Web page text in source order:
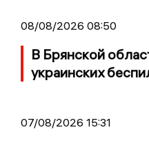
08/08/2026 08:50
В Брянской
украинских
07/08/2026 15:31